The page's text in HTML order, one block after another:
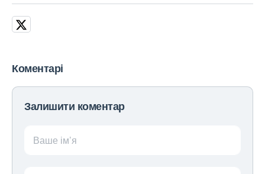
Коментарі
Залишити коментар
Ваше ім’я